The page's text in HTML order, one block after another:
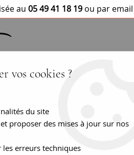
au 05 49 41 18 19 ou par email
vos cookies ?
du site
proposer des mises à jour sur nos
erreurs techniques